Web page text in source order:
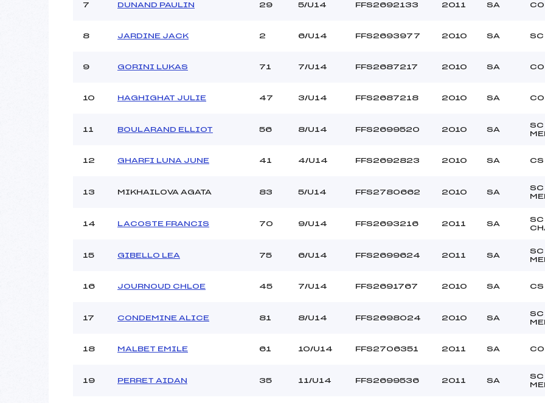
Catégorie :
7 DUNAND PAULIN 29 5/U14 FFS2692133 2011 SA
8 JARDINE JACK 2 6/U14 FFS2693977 2010 SA SC
9 GORINI LUKAS 71 7/U14 FFS2687217 2010 SA
10 HAGHIGHAT JULIE 47 3/U14 FFS2687218 2010 SA
11 BOULARAND ELLIOT 56 8/U14 FFS2699520 2010 SA
SC
12 GHARFI LUNA JUNE 41 4/U14 FFS2692823 2010 SA CS
13 MIKHAILOVA AGATA 83 5/U14 FFS2780662 2010 SA
SC
14 LACOSTE FRANCIS 70 9/U14 FFS2693216 2011 SA
SC
15 GIBELLO LEA 75 6/U14 FFS2699624 2011 SA
SC
16 JOURNOUD CHLOE 45 7/U14 FFS2691767 2010 SA CS
17 CONDEMINE ALICE 81 8/U14 FFS2698024 2010 SA
SC
18 MALBET EMILE 61 10/U14 FFS2706351 2011 SA
19 PERRET AIDAN 35 11/U14 FFS2699536 2011 SA
SC